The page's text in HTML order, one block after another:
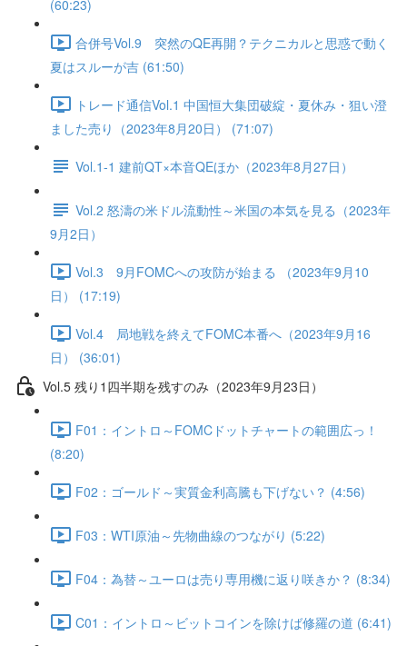
(60:23)
合併号Vol.9 突然のQE再開？テクニカルと思惑で動く
夏はスルーが吉 (61:50)
トレード通信Vol.1 中国恒⼤集団破綻・夏休み・狙い澄
ました売り（2023年8月20日） (71:07)
Vol.1-1 建前QT×本音QEほか（2023年8月27日）
Vol.2 怒濤の米ドル流動性～米国の本気を見る（2023年
9月2日）
Vol.3 9月FOMCへの攻防が始まる （2023年9月10
日） (17:19)
Vol.4 局地戦を終えてFOMC本番へ（2023年9月16
日） (36:01)
Vol.5 残り1四半期を残すのみ（2023年9月23日）
F01：イントロ～FOMCドットチャートの範囲広っ！
(8:20)
F02：ゴールド～実質金利高騰も下げない？ (4:56)
F03：WTI原油～先物曲線のつながり (5:22)
F04：為替～ユーロは売り専用機に返り咲きか？ (8:34)
C01：イントロ～ビットコインを除けば修羅の道 (6:41)